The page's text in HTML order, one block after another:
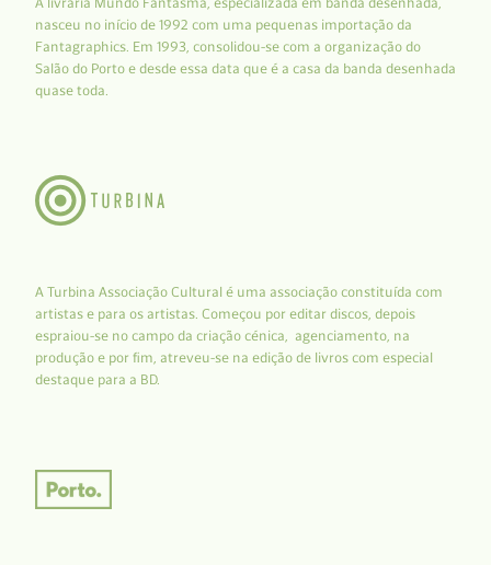
nasceu no início de 1992 com uma pequenas importação da
Fantagraphics. Em 1993, consolidou-se com a organização do
Salão do Porto e desde essa data que é a casa da banda desenhada
quase toda.
A Turbina Associação Cultural é uma associação constituída com
artistas e para os artistas. Começou por editar discos, depois
espraiou-se no campo da criação cénica, agenciamento, na
produção e por fim, atreveu-se na edição de livros com especial
destaque para a BD.